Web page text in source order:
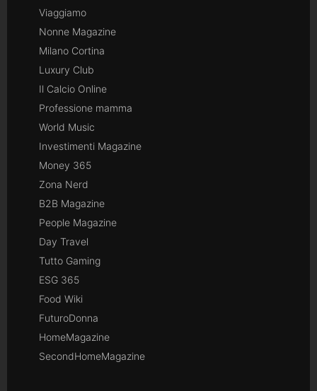
Viaggiamo
Nonne Magazine
Milano Cortina
Luxury Club
Il Calcio Online
Professione mamma
World Music
Investimenti Magazine
Money 365
Zona Nerd
B2B Magazine
People Magazine
Day Travel
Tutto Gaming
ESG 365
Food Wiki
FuturoDonna
HomeMagazine
SecondHomeMagazine